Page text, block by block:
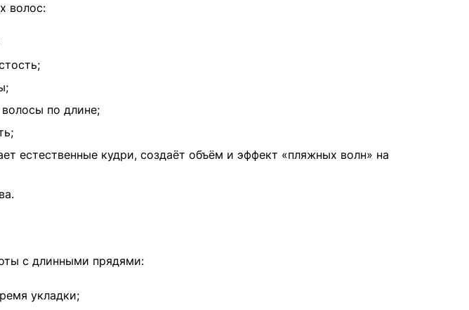
волос:
по длине;
естественные кудри, создаёт объём и эффект «пляжных волн» на
с длинными прядями:
укладки;